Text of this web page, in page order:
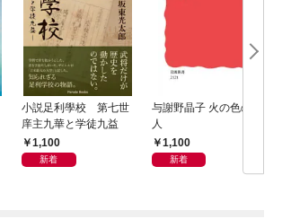
小説足利學校 第七世
庠主九華と学徒九益
1,100
新着
与謝野晶子 火の色の歌
人
1,100
新着